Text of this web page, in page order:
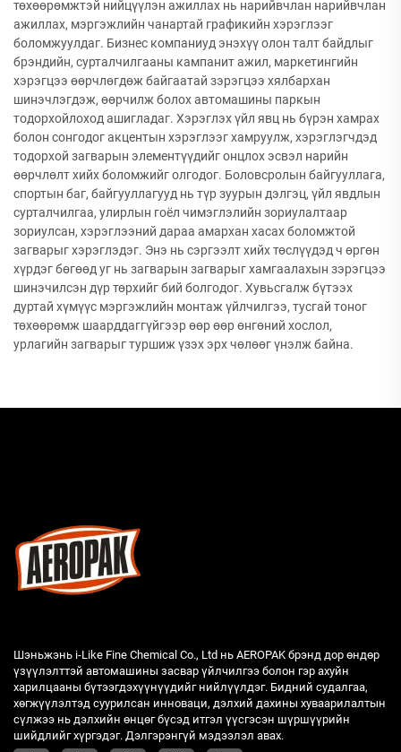
төхөөрөмжтэй нийцүүлэн ажиллах нь нарийвчлан нарийвчлан
ажиллах, мэргэжлийн чанартай графикийн хэрэглээг
боломжуулдаг. Бизнес компаниуд энэхүү олон талт байдлыг
брэндийн, сурталчилгааны кампанит ажил, маркетингийн
хэрэгцээ өөрчлөгдөж байгаатай зэрэгцээ хялбархан
шинэчлэгдэж, өөрчилж болох автомашины паркын
тодорхойлоход ашигладаг. Хэрэглэх үйл явц нь бүрэн хамрах
болон сонгодог акцентын хэрэглээг хамруулж, хэрэглэгчдэд
тодорхой загварын элементүүдийг онцлох эсвэл нарийн
өөрчлөлт хийх боломжийг олгодог. Боловсролын байгууллага,
спортын баг, байгууллагууд нь түр зуурын дэлгэц, үйл явдлын
сурталчилгаа, улирлын гоёл чимэглэлийн зориулалтаар
зориулсан, хэрэглээний дараа амархан хасах боломжтой
загварыг хэрэглэдэг. Энэ нь сэргээлт хийх төслүүдэд ч өргөн
хүрдэг бөгөөд уг нь загварын загварыг хамгаалахын зэрэгцээ
шинэчилсэн дүр төрхийг бий болгодог. Хувьсгалж бүтээх
дуртай хүмүүс мэргэжлийн монтаж үйлчилгээ, тусгай тоног
төхөөрөмж шаарддаггүйгээр өөр өөр өнгөний хослол,
урлагийн загварыг туршиж үзэх эрх чөлөөг үнэлж байна.
Шэньжэнь i-Like Fine Chemical Co., Ltd нь AEROPAK брэнд дор өндөр
үзүүлэлттэй автомашины засвар үйлчилгээ болон гэр ахуйн
харилцааны бүтээгдэхүүнүүдийг нийлүүлдэг. Бидний судалгаа,
хөгжүүлэлтэд суурилсан инноваци, дэлхий дахины хуваарилалтын
сүлжээ нь дэлхийн өнцөг бүсэд итгэл үүсгэсэн шүршүүрийн
шийдлийг хүргэдэг. Дэлгэрэнгүй мэдээлэл авах.